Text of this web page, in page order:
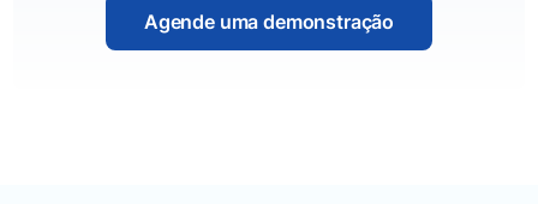
Agende uma demonstração